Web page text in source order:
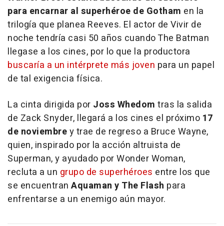
para encarnar al superhéroe de Gotham en la
trilogía que planea Reeves. El actor de Vivir de
noche tendría casi 50 años cuando The Batman
llegase a los cines, por lo que la productora
buscaría a un intérprete más joven para un papel
de tal exigencia física.
La cinta dirigida por Joss Whedom tras la salida
de Zack Snyder, llegará a los cines el próximo 17
de noviembrey trae de regreso a Bruce Wayne,
quien, inspirado por la acción altruista de
Superman, y ayudado por Wonder Woman,
recluta a un grupo de superhéroes entre los que
se encuentran Aquaman y The Flash para
enfrentarse a un enemigo aún mayor.